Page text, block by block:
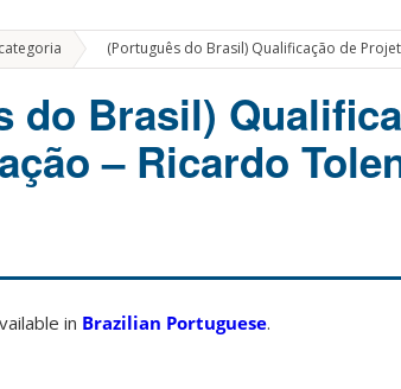
» (Português do Brasil) Qualificação de
do Brasil)
– Ricardo
in Brazilian Portuguese.